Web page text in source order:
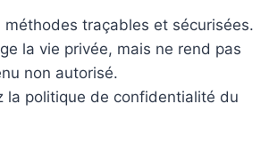
méthodes traçables et sécurisées.
la vie privée, mais ne rend pas
non autorisé.
la politique de confidentialité du